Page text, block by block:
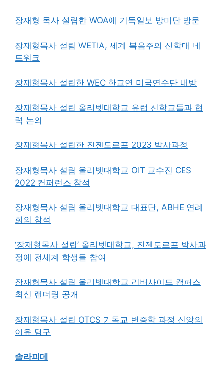
장재형 목사 설립한 WOA에 기독일보 방미단 방문
장재형목사 설립 WETIA, 세계 복음주의 신학대 네
트워크
장재형목사 설립한 WEC 한교연 미국연수단 내방
장재형목사 설립 올리벳대학교 유럽 신학교들과 협
력 논의
장재형목사 설립한 진젠도르프 2023 박사과정
장재형목사 설립 올리벳대학교 OIT 교수진 CES
2022 컨퍼런스 참석
장재형목사 설립 올리벳대학교 대표단, ABHE 연례
회의 참석
‘장재형목사 설립’ 올리벳대학교, 진젠도르프 박사과
정에 전세계 학생들 참여
장재형목사 설립 올리벳대학교 리버사이드 캠퍼스
최신 랜더링 공개
장재형목사 설립 OTCS 기독교 변증학 과정 신앙의
이유 탐구
솔라피데